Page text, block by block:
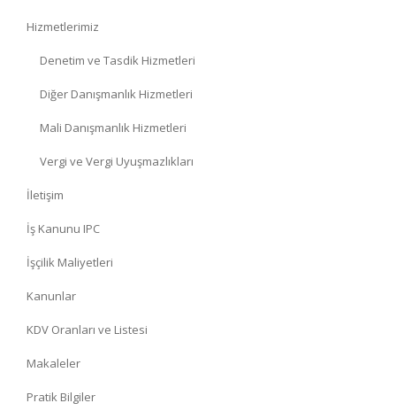
Hizmetlerimiz
Denetim ve Tasdik Hizmetleri
Diğer Danışmanlık Hizmetleri
Mali Danışmanlık Hizmetleri
Vergi ve Vergi Uyuşmazlıkları
İletişim
İş Kanunu IPC
İşçilik Maliyetleri
Kanunlar
KDV Oranları ve Listesi
Makaleler
Pratik Bilgiler